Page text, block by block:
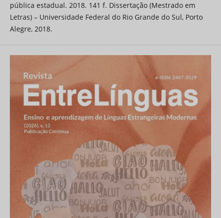
pública estadual. 2018. 141 f. Dissertação (Mestrado em
Letras) – Universidade Federal do Rio Grande do Sul, Porto
Alegre, 2018.